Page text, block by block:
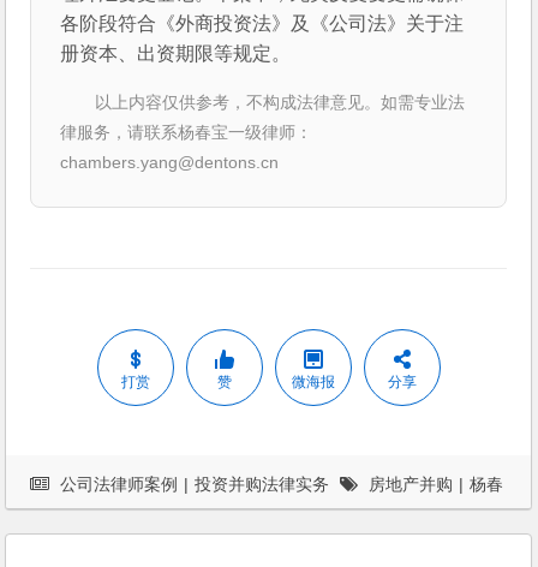
各阶段符合《外商投资法》及《公司法》关于注
册资本、出资期限等规定。
以上内容仅供参考，不构成法律意见。如需专业法
律服务，请联系杨春宝一级律师：
chambers.yang@dentons.cn
打赏 赞 微海报 分享
公司法律师案例 | 投资并购法律实务 房地产并购 | 杨春